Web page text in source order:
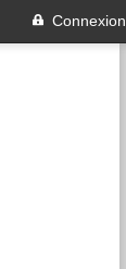
Connexion